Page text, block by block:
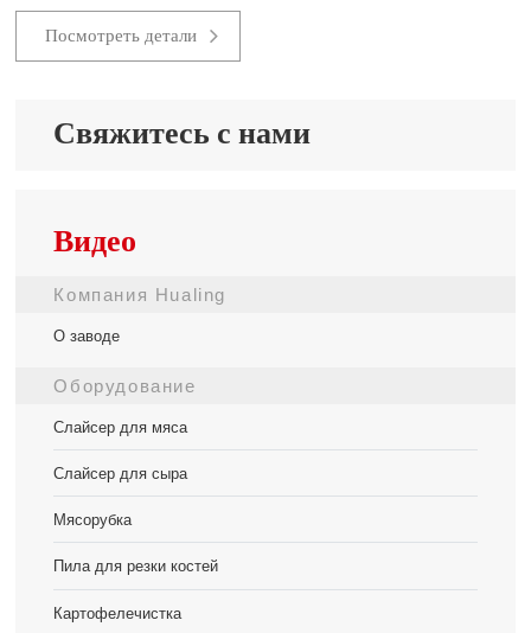
Посмотреть детали
Свяжитесь с нами
Видео
Компания Hualing
О заводе
Оборудование
Слайсер для мяса
Слайсер для сыра
Мясорубка
Пила для резки костей
Картофелечистка